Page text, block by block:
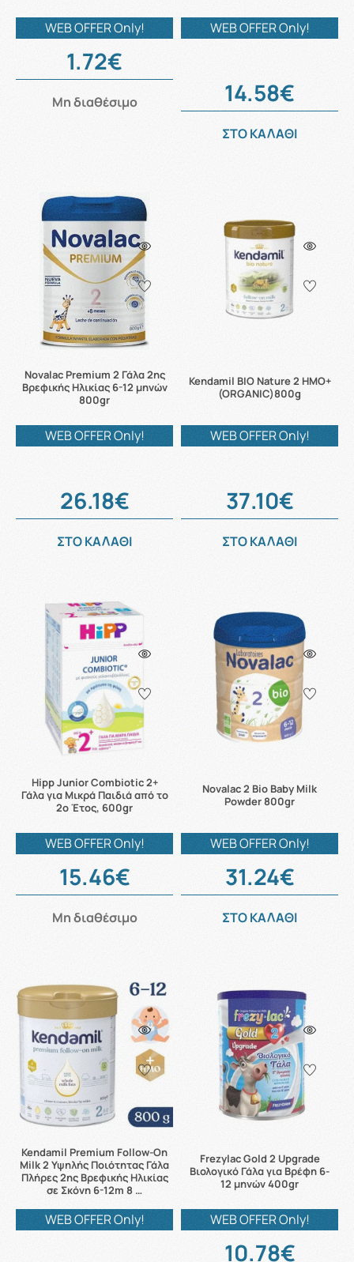
WEB OFFER Only!
1.72€
Μη διαθέσιμο
WEB OFFER Only!
14.58€
ΣΤΟ ΚΑΛΑΘΙ
Novalac Premium 2 Γάλα 2ης
Βρεφικής Ηλικίας 6-12 μηνών
800gr
WEB OFFER Only!
26.18€
ΣΤΟ ΚΑΛΑΘΙ
Kendamil BIO Nature 2 HMO+
(ORGANIC)800g
WEB OFFER Only!
37.10€
ΣΤΟ ΚΑΛΑΘΙ
Hipp Junior Combiotic 2+
Γάλα για Μικρά Παιδιά από το
2ο Έτος, 600gr
WEB OFFER Only!
15.46€
Μη διαθέσιμο
Novalac 2 Bio Baby Milk
Powder 800gr
WEB OFFER Only!
31.24€
ΣΤΟ ΚΑΛΑΘΙ
Kendamil Premium Follow-On
Milk 2 Υψηλής Ποιότητας Γάλα
Πλήρες 2ης Βρεφικής Ηλικίας
σε Σκόνη 6-12m 8 …
WEB OFFER Only!
Frezylac Gold 2 Upgrade
Βιολογικό Γάλα για Βρέφη 6-
12 μηνών 400gr
WEB OFFER Only!
10.78€